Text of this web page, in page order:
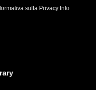
sulla Privacy Info